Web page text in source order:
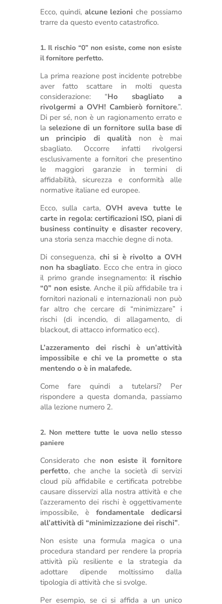
Ecco, quindi, alcune lezioni che possiamo
trarre da questo evento catastrofico.
1. Il rischio “0” non esiste, come non esiste
il fornitore perfetto.
La prima reazione post incidente potrebbe
aver fatto scattare in molti questa
considerazione: “Ho sbagliato a
rivolgermi a OVH! Cambierò fornitore.”.
Di per sé, non è un ragionamento errato e
laselezione di un fornitore sulla base di
un principio di qualità non è mai
sbagliato. Occorre infatti rivolgersi
esclusivamente a fornitori che presentino
le maggiori garanzie in termini di
affidabilità, sicurezza e conformità alle
normative italiane ed europee.
Ecco, sulla carta, OVH aveva tutte le
carte in regola: certificazioni ISO, piani di
business continuity e disaster recovery,
una storia senza macchie degne di nota.
Di conseguenza, chi si è rivolto a OVH
non ha sbagliato. Ecco che entra in gioco
il primo grande insegnamento: il rischio
“0” non esiste. Anche il più affidabile tra i
fornitori nazionali e internazionali non può
far altro che cercare di “minimizzare” i
rischi (di incendio, di allagamento, di
blackout, di attacco informatico ecc).
L’azzeramento dei rischi è un’attività
impossibile e chi ve la promette o sta
mentendo o è in malafede.
Come fare quindi a tutelarsi? Per
rispondere a questa domanda, passiamo
alla lezione numero 2.
2. Non mettere tutte le uova nello stesso
paniere
Considerato che non esiste il fornitore
perfetto, che anche la società di servizi
cloud più affidabile e certificata potrebbe
causare disservizi alla nostra attività e che
l’azzeramento dei rischi è oggettivamente
impossibile, èfondamentale dedicarsi
all’attività di “minimizzazione dei rischi”.
Non esiste una formula magica o una
procedura standard per rendere la propria
attività più resiliente e la strategia da
adottare dipende moltissimo dalla
tipologia di attività che si svolge.
Per esempio, se ci si affida a un unico